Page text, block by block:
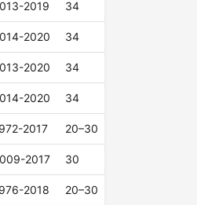
2019 34
2020 34
2020 34
2020 34
2017 20–30
2017 30
2018 20–30